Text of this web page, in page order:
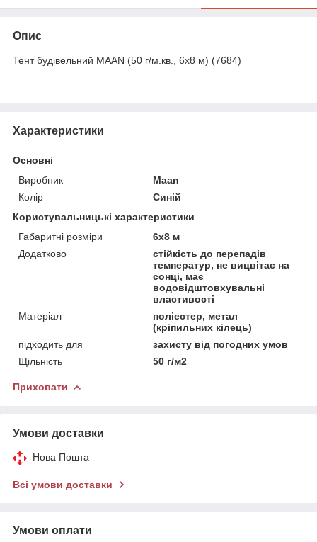
Опис
Тент будівельний MAAN (50 г/м.кв., 6х8 м) (7684)
Характеристики
Основні
Виробник
Maan
Колір
Синій
Користувальницькі характеристики
Габаритні розміри
6х8 м
Додатково
стійкість до перепадів
температур, не вицвітає на
сонці, має
водовідштовхувальні
властивості
Матеріал
поліестер, метал
(кріпильних кілець)
підходить для
захисту від погодних умов
Щільність
50 г/м2
Приховати
Умови доставки
Нова Пошта
Всі умови доставки
Умови оплати